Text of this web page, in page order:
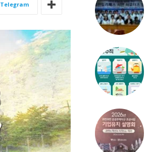
Telegram